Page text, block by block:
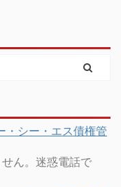
・シー・エス債権管
ん。迷惑電話で